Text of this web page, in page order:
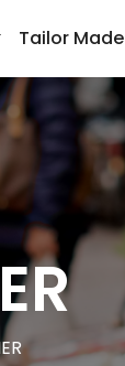
Tailor Made